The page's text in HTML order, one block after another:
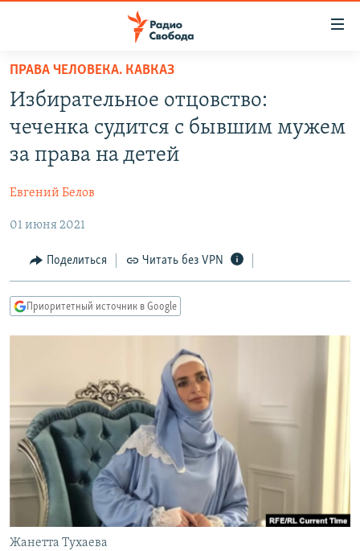
упрощенного
доступа
основному
Вернутся
навигации
Вернутся
поиску
ПРОГРАММЫ
ПОДКАСТЫ
АВТОРСКИЕ ПРОЕКТЫ
МНЕНИЯ
КУЛЬТУРА
IDEL.РЕАЛИИ
СЕВЕР.РЕАЛИИ
РАСПИСАНИЕ ВЕЩАНИЯ
ПОДПИШИТЕСЬ НА РАССЫЛКУ
СОЦИАЛЬНЫЕ СЕТИ
ПРАВА ЧЕЛОВЕКА. КАВКАЗ
Избирательное отцовство:
чеченка судится с бывшим мужем
за права на детей
Евгений Белов
01 июня 2021
Поделиться Читать без VPN
Приоритетный источник в Google
Жанетта Тухаева